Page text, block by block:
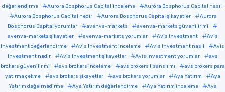
değerlendirme
Aurora Bosphorus Capital inceleme
Aurora Bosphorus Capital nasıl
Aurora Bosphorus Capital nedir
Aurora Bosphorus Capital şikayetler
Aurora
Bosphorus Capital yorumlar
avenva-markets
avenva-markets güvenilir mi
avenva-markets şikayetler
avenva-markets yorumlar Avis Investment
Avis
Investment değerlendirme
Avis Investment inceleme Avis Investment nasıl
Avis
Investment nedir
Avis Investment şikayetler Avis Investment yorumlar
avs
brokers güvenilir mi
avs brokers inceleme avs brokers lisanslı mı
avs brokers para
yatırma çekme
avs brokers şikayetler avs brokers yorumlar Aya Yatırım
Aya
Yatırım değelrnedirme
Aya Yatırım değerlendirme Aya Yatırım inceleme
Aya